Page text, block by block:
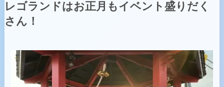
レゴランドはお正月もイベント盛りだく
さん！